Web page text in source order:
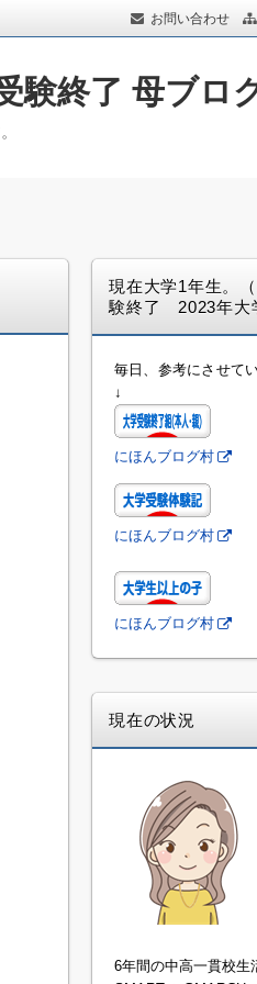
お問い合わせ
験終了 母ブロ
現在大学1年生。
験終了 2023年大
毎日、参考にさせて
↓
にほんブログ村
にほんブログ村
にほんブログ村
現在の状況
6年間の中高一貫校生